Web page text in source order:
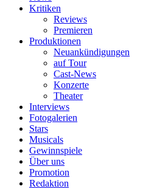
Kritiken
Reviews
Premieren
Produktionen
Neuankündigungen
auf Tour
Cast-News
Konzerte
Theater
Interviews
Fotogalerien
Stars
Musicals
Gewinnspiele
Über uns
Promotion
Redaktion